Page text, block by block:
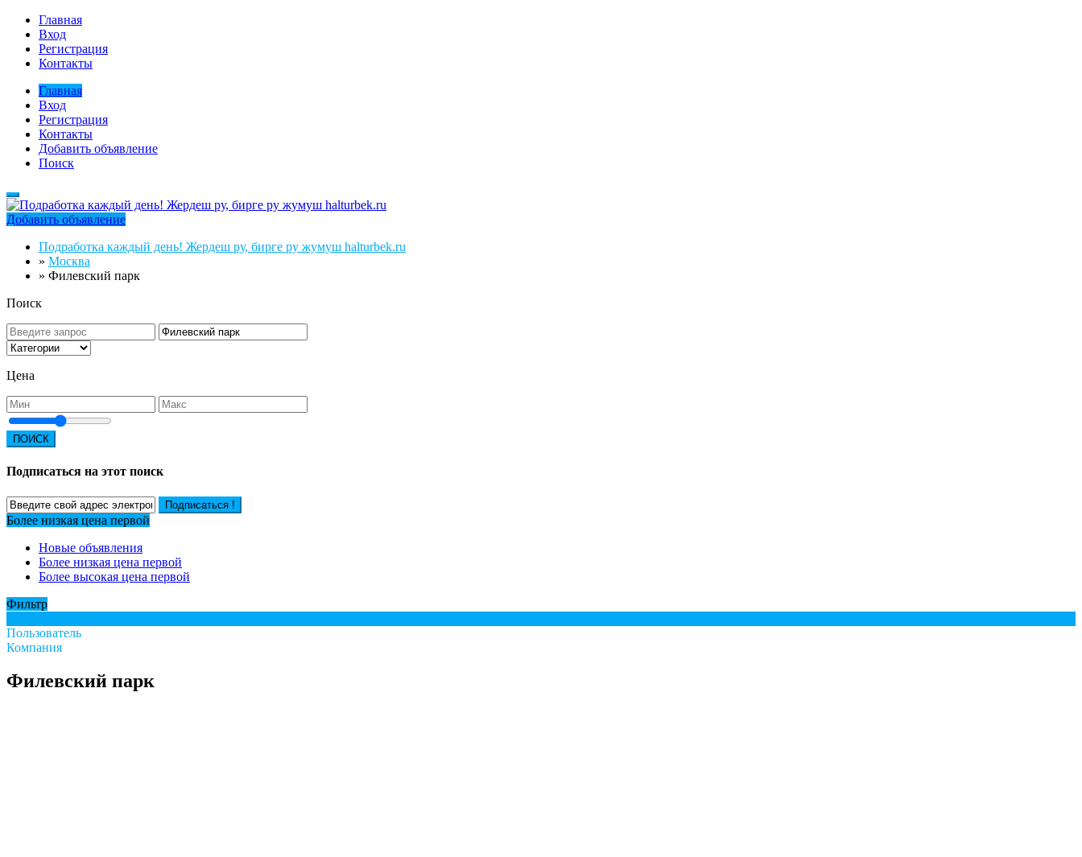
Главная
Вход
Регистрация
Контакты
Главная
Вход
Регистрация
Контакты
Добавить объявление
Поиск
Добавить объявление
Подработка каждый день! Жердеш ру, бирге ру жумуш halturbek.ru
» Москва
» Филевский парк
Поиск
Цена
ПОИСК
Подписаться на этот поиск
Подписаться !
Более низкая цена первой
Новые объявления
Более низкая цена первой
Более высокая цена первой
Фильтр
Пользователь
Компания
Филевский парк